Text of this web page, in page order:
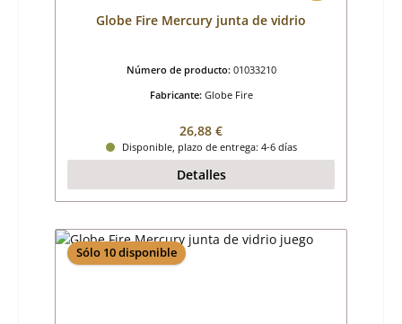
Globe Fire Mercury junta de vidrio
Número de producto: 01033210
Fabricante: Globe Fire
Precio normal:
26,88 €
Disponible, plazo de entrega: 4-6 días
Detalles
Sólo 10 disponible